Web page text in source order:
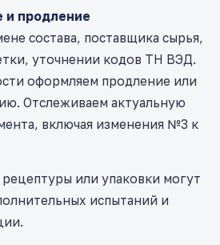
и продление
состава, поставщика сырья,
уточнении кодов ТН ВЭД.
оформляем продление или
Отслеживаем актуальную
включая изменения №3 к
или упаковки могут
испытаний и